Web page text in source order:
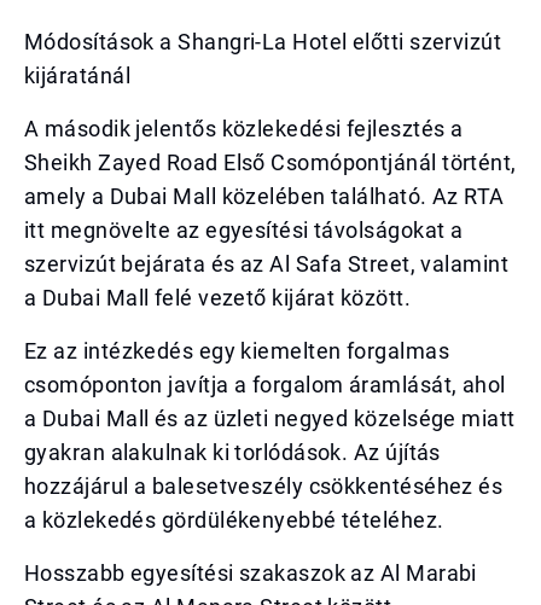
Módosítások a Shangri-La Hotel előtti szervizút
kijáratánál
A második jelentős közlekedési fejlesztés a
Sheikh Zayed Road Első Csomópontjánál történt,
amely a Dubai Mall közelében található. Az RTA
itt megnövelte az egyesítési távolságokat a
szervizút bejárata és az Al Safa Street, valamint
a Dubai Mall felé vezető kijárat között.
Ez az intézkedés egy kiemelten forgalmas
csomóponton javítja a forgalom áramlását, ahol
a Dubai Mall és az üzleti negyed közelsége miatt
gyakran alakulnak ki torlódások. Az újítás
hozzájárul a balesetveszély csökkentéséhez és
a közlekedés gördülékenyebbé tételéhez.
Hosszabb egyesítési szakaszok az Al Marabi